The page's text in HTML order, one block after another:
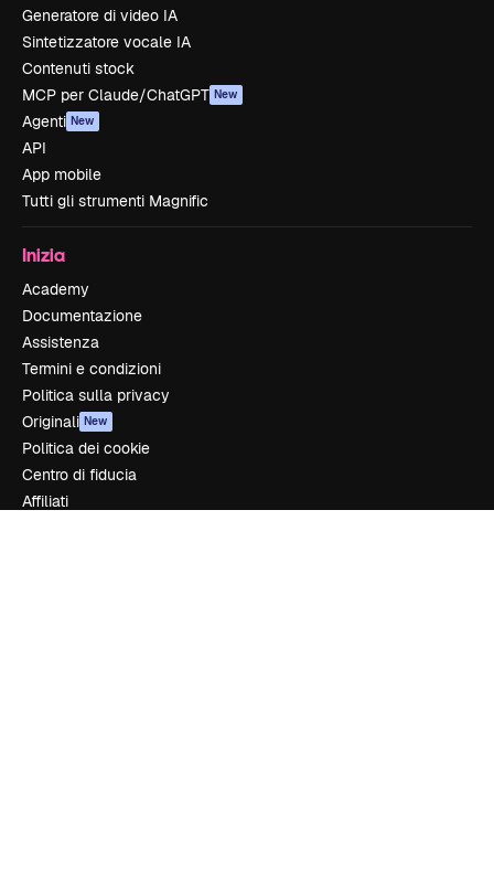
Generatore di video IA
Sintetizzatore vocale IA
Contenuti stock
MCP per Claude/ChatGPT New
Agenti New
API
App mobile
Tutti gli strumenti Magnific
Inizia
Academy
Documentazione
Assistenza
Termini e condizioni
Politica sulla privacy
Originali New
Politica dei cookie
Centro di fiducia
Affiliati